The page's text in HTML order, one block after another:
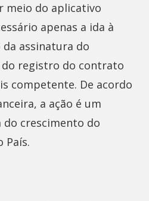
meio do aplicativo
apenas a ida à
assinatura do
registro do contrato
competente. De acordo
a ação é um
crescimento do
País.